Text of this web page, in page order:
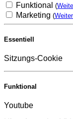
Funktional (
Marketing (
Essentiell
Sitzungs-Cookie
Funktional
Youtube